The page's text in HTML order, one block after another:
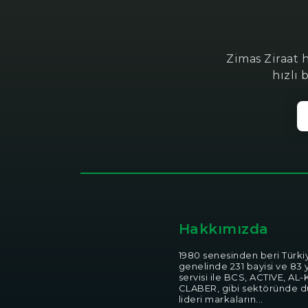
Zimas Ziraat
Hakkımızda
1980 senesinden beri
genelinde 231 bayisi ve 83
servisi ile BCS, ACTIVE, AL-
CLABER, gibi sektöründe
lideri markaların...